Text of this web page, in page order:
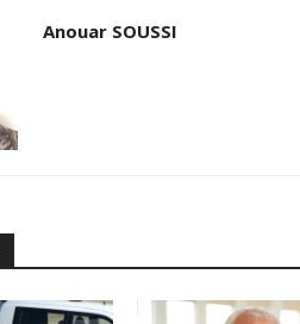
Anouar SOUSSI